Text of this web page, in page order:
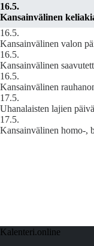
16.5.
Kansainvälinen
16.5.
Kansainvälinen valon
16.5.
Kansainvälinen
16.5.
Kansainvälinen
17.5.
Uhanalaisten lajien päivä
17.5.
Kansainvälinen homo-,
Kalenteri.online